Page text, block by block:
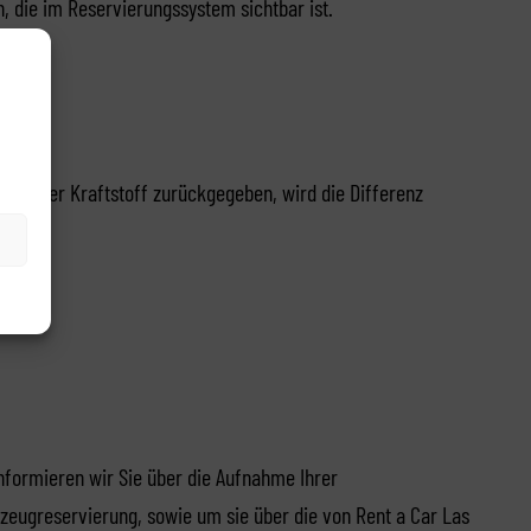
die im Reservierungssystem sichtbar ist.
Kraftstoff zurückgegeben, wird die Differenz
wir Sie über die Aufnahme Ihrer
sowie um sie über die von Rent a Car Las